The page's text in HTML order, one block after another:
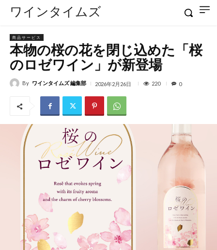
ワインタイムズ
商品サービス
本物の桜の花を閉じ込めた「桜
のロゼワイン」が新登場
By ワインタイムズ 編集部 2026年2月26日 220 0